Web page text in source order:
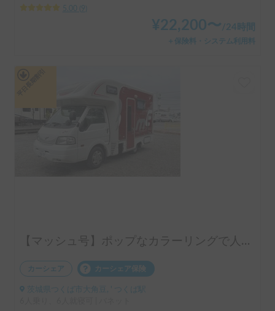
5.00
9
¥22,200〜 /24時間
＋保険料・システム利用料
【マッシュ号】ポップなカラーリングで人気のライトキャブコン
カーシェア カーシェア保険
茨城県つくば市大角豆, ' つくば駅